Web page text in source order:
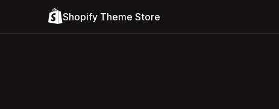
Shopify Theme Store